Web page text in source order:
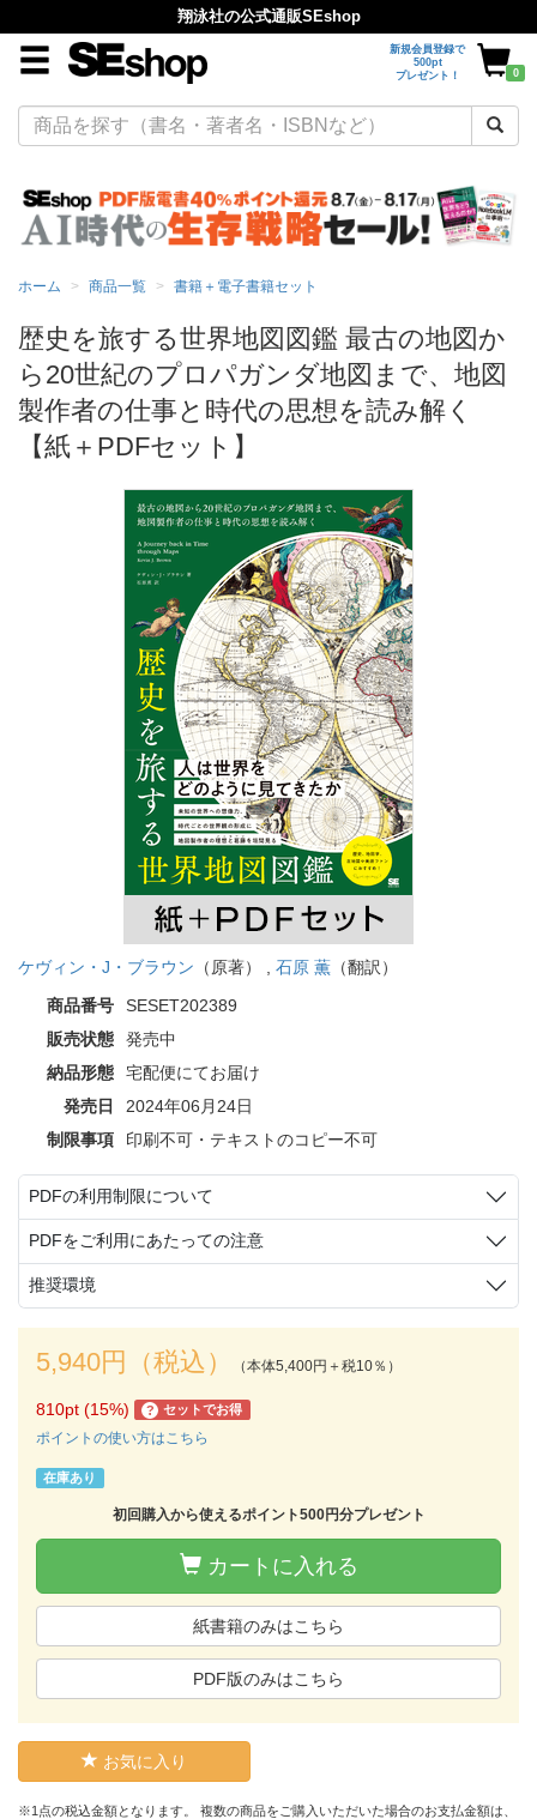
翔泳社の公式通販SEshop
新規会員登録で
500pt
プレゼント！
0
ホーム 商品一覧 書籍＋電子書籍セット
歴史を旅する世界地図図鑑 最古の地図か
ら20世紀のプロパガンダ地図まで、地図
製作者の仕事と時代の思想を読み解く
【紙＋PDFセット】
ケヴィン・J・ブラウン （原著） , 石原 薫 （翻訳）
商品番号
SESET202389
販売状態
発売中
納品形態
宅配便にてお届け
発売日
2024年06月24日
制限事項
印刷不可・テキストのコピー不可
PDFの利用制限について
PDFをご利用にあたっての注意
推奨環境
5,940円（税込） （本体5,400円＋税10％）
810pt (15%) ? セットでお得
ポイントの使い方はこちら
在庫あり
初回購入から使えるポイント500円分プレゼント
カートに入れる
紙書籍のみはこちら
PDF版のみはこちら
お気に入り
※1点の税込金額となります。 複数の商品をご購入いただいた場合のお支払金額は、